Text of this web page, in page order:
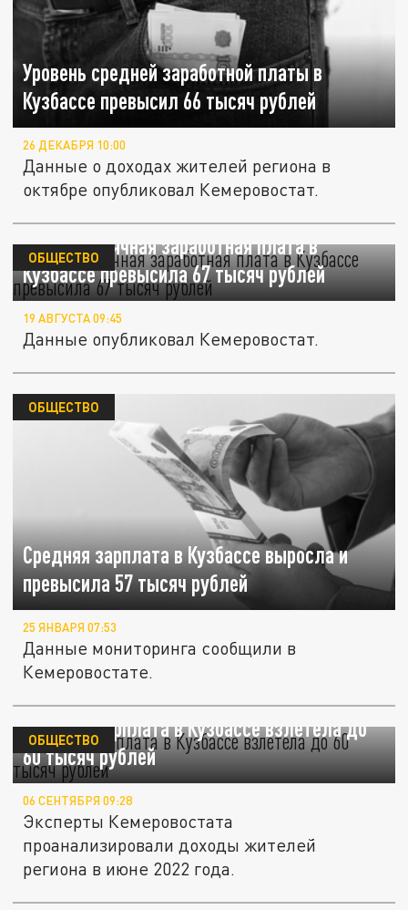
Уровень средней заработной платы в
Кузбассе превысил 66 тысяч рублей
26 ДЕКАБРЯ 10:00
Данные о доходах жителей региона в
октябре опубликовал Кемеровостат.
Среднемесячная заработная плата в
Кузбассе превысила 67 тысяч рублей
ОБЩЕСТВО
19 АВГУСТА 09:45
Данные опубликовал Кемеровостат.
Средняя зарплата в Кузбассе выросла и
превысила 57 тысяч рублей
ОБЩЕСТВО
25 ЯНВАРЯ 07:53
Данные мониторинга сообщили в
Кемеровостате.
Средняя зарплата в Кузбассе взлетела до
60 тысяч рублей
ОБЩЕСТВО
06 СЕНТЯБРЯ 09:28
Эксперты Кемеровостата
проанализировали доходы жителей
региона в июне 2022 года.